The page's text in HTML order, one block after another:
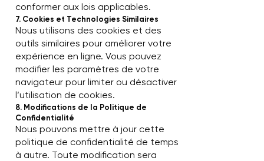
conformer aux lois applicables.
7. Cookies et Technologies Similaires
Nous utilisons des cookies et des
outils similaires pour améliorer votre
expérience en ligne. Vous pouvez
modifier les paramètres de votre
navigateur pour limiter ou désactiver
l’utilisation de cookies.
8. Modifications de la Politique de
Confidentialité
Nous pouvons mettre à jour cette
politique de confidentialité de temps
à autre. Toute modification sera